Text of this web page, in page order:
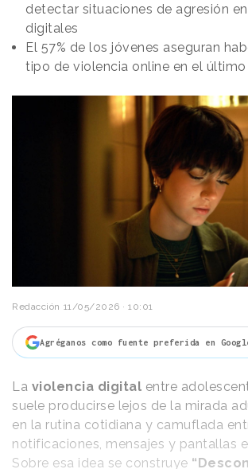
detectar situaciones de agresión
digitales
El 57% de los jóvenes aseguran
tipo de violencia online en el último
Redacción 11/05/2026 · 10:01
Agréganos como fuente preferida en
La violencia digital entre
suele producirse lejos de la mirada
en la rutina cotidiana y camuflada
notificaciones, mensajes y pantallas
Sobre esa idea se construye